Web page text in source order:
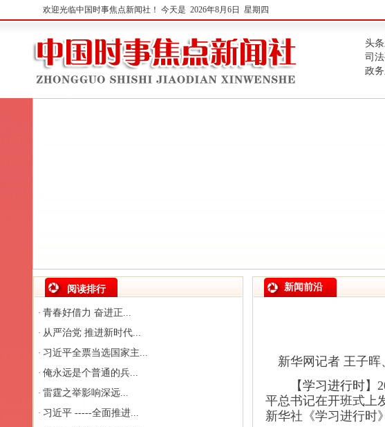
欢迎光临中国时事焦点新闻社！ 今天是 2026年8月6日 星期四
头
司
政
阅读排行
· 青春好借力 奋进正...
· 从严治党 推进新时代...
· 习近平全票当选国家主...
· 俺永远是个普通的兵...
· 雷霆之举影响深远...
· 习近平 -----全面推进...
新闻前沿
新华网记者 王子晖
【学习进行时】
平总书记在开班式上
新华社《学习进行时